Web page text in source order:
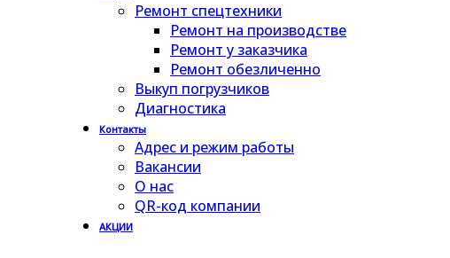
Ремонт спецтехники
Ремонт на производстве
Ремонт у заказчика
Ремонт обезличенно
Выкуп погрузчиков
Диагностика
Контакты
Адрес и режим работы
Вакансии
О нас
QR-код компании
АКЦИИ